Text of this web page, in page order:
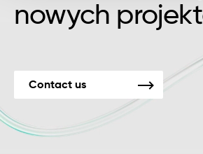
nowych
Contact us